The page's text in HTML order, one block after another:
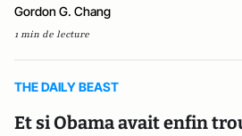
Gordon G. Chang
1 min de lecture
THE DAILY BEAST
Et si Obama avait enfin